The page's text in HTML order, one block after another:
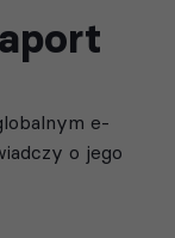
e-
o jego